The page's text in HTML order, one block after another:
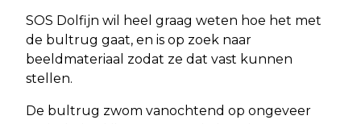
SOS Dolfijn wil heel graag weten hoe het met
de bultrug gaat, en is op zoek naar
beeldmateriaal zodat ze dat vast kunnen
stellen.
De bultrug zwom vanochtend op ongeveer